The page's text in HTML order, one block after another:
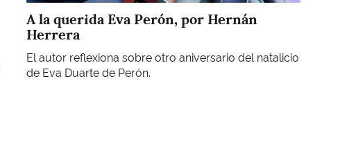
A la querida Eva Perón, por Hernán
Herrera
El autor reflexiona sobre otro aniversario del natalicio
de Eva Duarte de Perón.